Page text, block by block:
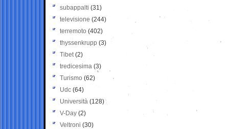
subappalti (31)
televisione(244)
terremoto (402)
thyssenkrupp (3)
Tibet(2)
tredicesima (3)
Turismo (62)
Udc (64)
Università (128)
V-Day (2)
Veltroni (30)